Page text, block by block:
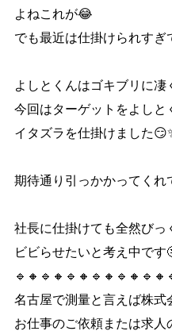
よねこれが😂
でも最近は仕掛けられす
よしとくんはゴキブリに凄
今回はターゲットをよし
イタズラを仕掛けました
期待通り引っかかってく
社長に仕掛けても全然び
ビビらせたいと考え中です
名古屋で測量と言えば株式
お仕事のご依頼または求人